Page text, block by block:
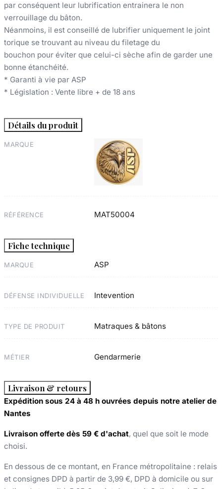
par conséquent leur lubrification entrainera le non
verrouillage du bâton.
Néanmoins, il est conseillé de lubrifier uniquement le joint
torique se trouvant au niveau du filetage du
bouchon pour éviter que celui-ci sèche afin de garder une
bonne étanchéité.
* Garanti à vie par ASP
* Législation : Vente libre + de 18 ans
Détails du produit
MARQUE
RÉFÉRENCE MAT50004
Fiche technique
MARQUE ASP
DÉFENSE INDIVIDUELLE Intevention
TYPE DE PRODUIT Matraques & bâtons
MÉTIER Gendarmerie
Livraison & retours
Expédition sous 24 à 48 h ouvrées depuis notre atelier de
Nantes
Livraison offerte dès 59 € d'achat, quel que soit le mode
choisi.
En dessous de ce montant, en France métropolitaine : relais
et consignes DPD à partir de 3,99 €, DPD à domicile ou sur